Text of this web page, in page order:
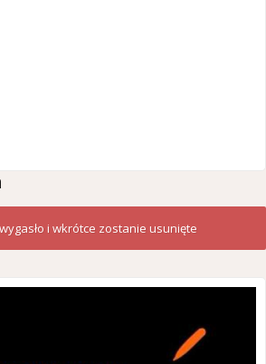
i wkrótce zostanie usunięte